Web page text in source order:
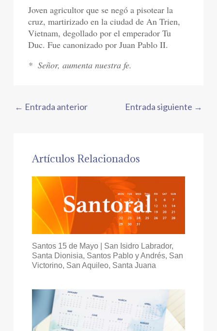
Joven agricultor que se negó a pisotear la
cruz, martirizado en la ciudad de An Trien,
Vietnam, degollado por el emperador Tu
Duc. Fue canonizado por Juan Pablo II.
* Señor, aumenta nuestra fe.
← Entrada anterior Entrada siguiente →
Artículos Relacionados
Santos 15 de Mayo | San Isidro Labrador,
Santa Dionisia, Santos Pablo y Andrés, San
Victorino, San Aquileo, Santa Juana